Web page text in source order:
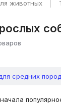
животных
средних пород